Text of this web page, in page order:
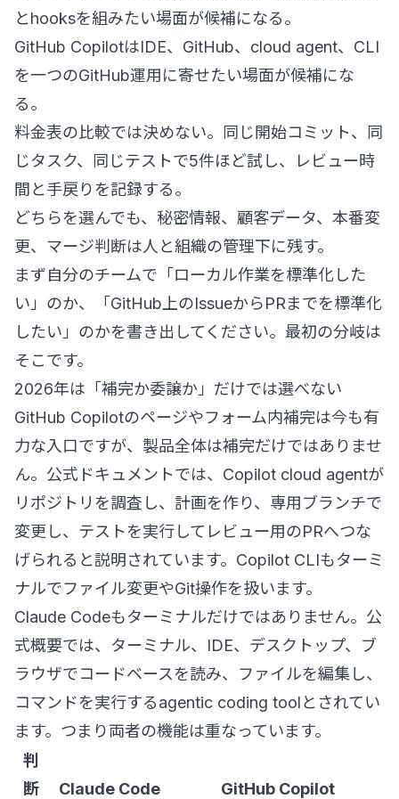
とhooksを組みたい場面が候補になる。
GitHub CopilotはIDE、GitHub、cloud agent、CLI
を一つのGitHub運用に寄せたい場面が候補にな
る。
料金表の比較では決めない。同じ開始コミット、同
じタスク、同じテストで5件ほど試し、レビュー時
間と手戻りを記録する。
どちらを選んでも、秘密情報、顧客データ、本番変
更、マージ判断は人と組織の管理下に残す。
まず自分のチームで「ローカル作業を標準化した
い」のか、「GitHub上のIssueからPRまでを標準化
したい」のかを書き出してください。最初の分岐は
そこです。
2026年は「補完か委譲か」だけでは選べない
GitHub Copilotのページやフォーム内補完は今も有
力な入口ですが、製品全体は補完だけではありませ
ん。公式ドキュメントでは、Copilot cloud agentが
リポジトリを調査し、計画を作り、専用ブランチで
変更し、テストを実行してレビュー用のPRへつな
げられると説明されています。Copilot CLIもターミ
ナルでファイル変更やGit操作を扱います。
Claude Codeもターミナルだけではありません。公
式概要では、ターミナル、IDE、デスクトップ、ブ
ラウザでコードベースを読み、ファイルを編集し、
コマンドを実行するagentic coding toolとされてい
ます。つまり両者の機能は重なっています。
判
断
Claude Code GitHub Copilot